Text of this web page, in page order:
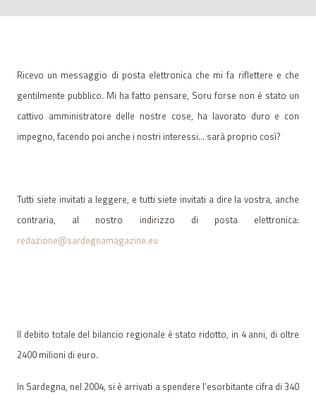
Ricevo un messaggio di posta elettronica che mi fa riflettere e che
gentilmente pubblico. Mi ha fatto pensare, Soru forse non è stato un
cattivo amministratore delle nostre cose, ha lavorato duro e con
impegno, facendo poi anche i nostri interessi… sarà proprio così?
Tutti siete invitati a leggere, e tutti siete invitati a dire la vostra, anche
contraria, al nostro indirizzo di posta elettronica:
redazione@sardegnamagazine.eu
Il debito totale del bilancio regionale è stato ridotto, in 4 anni, di oltre
2400 milioni di euro.
In Sardegna, nel 2004, si è arrivati a spendere l’esorbitante cifra di 340